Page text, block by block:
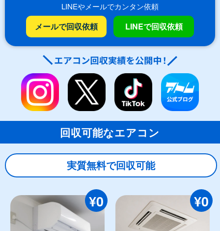
LINEやメールでカンタン依頼
メールで回収依頼 LINEで回収依頼
回収可能なエアコン
実質無料で回収可能
¥0 ¥0